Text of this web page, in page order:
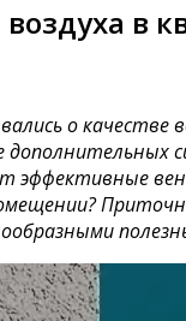
воздуха
о